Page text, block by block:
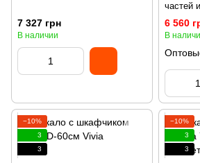
7 327 грн
В наличии
частей
6 560
В
−10%
3
3
−10%
3
3